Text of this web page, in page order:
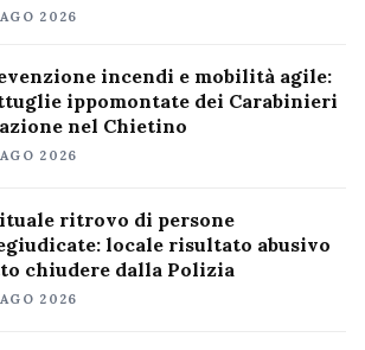
2026
incendi e mobilità agile:
ippomontate dei Carabinieri
nel Chietino
2026
ritrovo di persone
locale risultato abusivo
chiudere dalla Polizia
2026